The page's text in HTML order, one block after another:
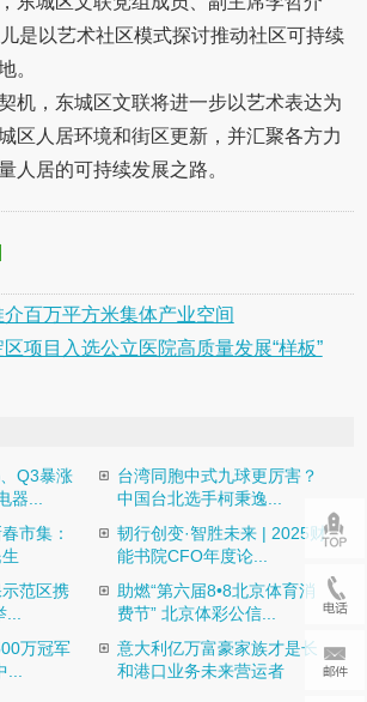
是以艺术社区模式探讨推动社区可持续
。
机，东城区文联将进一步以艺术表达为
区人居环境和街区更新，并汇聚各方力
人居的可持续发展之路。
百万平方米集体产业空间
项目入选公立医院高质量发展“样板”
Q3暴涨
器...
台湾同胞中式九球更厉害？
中国台北选手柯秉逸...
市集：
韧行创变·智胜未来 | 2025财
能书院CFO年度论...
范区携
助燃“第六届8•8北京体育消
费节” 北京体彩公信...
万冠军
意大利亿万富豪家族才是长
和港口业务未来营运者